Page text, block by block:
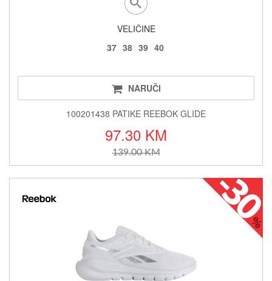
VELIČINE
37 38 39 40
NARUČI
100201438 PATIKE REEBOK GLIDE
97.30 KM
139.00 KM